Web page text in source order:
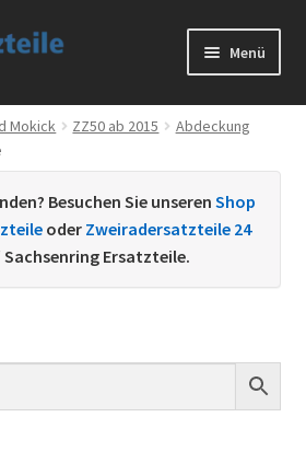
Menü
Mokick ZZ50 ab 2015
Abdeckung
Besuchen Sie unseren Shop
oder Zweiradersatzteile 24
Ersatzteile.